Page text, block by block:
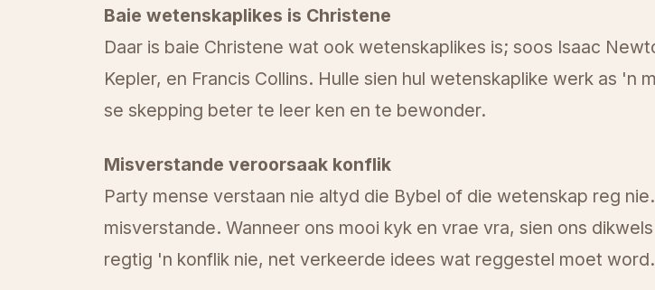
Baie wetenskaplikes is Christene
Daar is baie Christene wat ook wetenskaplikes is; soos Isaac
Kepler, en Francis Collins. Hulle sien hul wetenskaplike werk as 'n
se skepping beter te leer ken en te bewonder.
Misverstande veroorsaak konflik
Party mense verstaan nie altyd die Bybel of die wetenskap reg
misverstande. Wanneer ons mooi kyk en vrae vra, sien ons
regtig 'n konflik nie, net verkeerde idees wat reggestel moet word.